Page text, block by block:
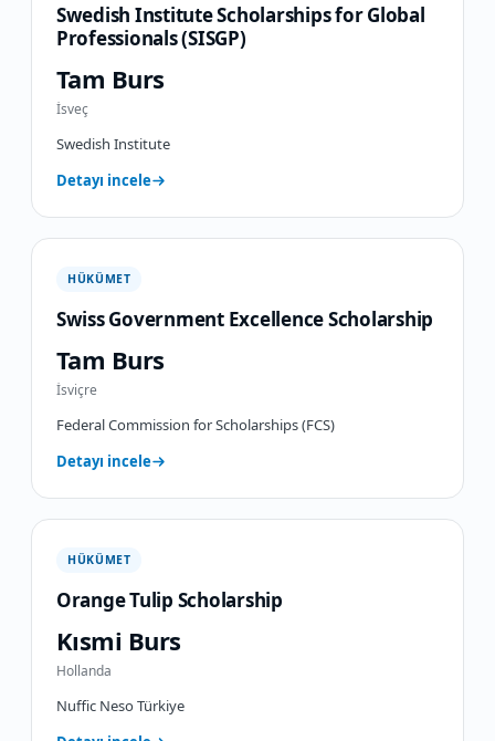
Swedish Institute Scholarships for Global
Professionals (SISGP)
Tam Burs
İsveç
Swedish Institute
Detayı incele
HÜKÜMET
Swiss Government Excellence Scholarship
Tam Burs
İsviçre
Federal Commission for Scholarships (FCS)
Detayı incele
HÜKÜMET
Orange Tulip Scholarship
Kısmi Burs
Hollanda
Nuffic Neso Türkiye